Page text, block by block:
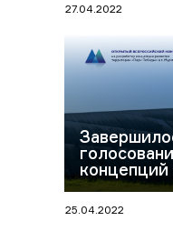
27.04.2022
25.04.2022